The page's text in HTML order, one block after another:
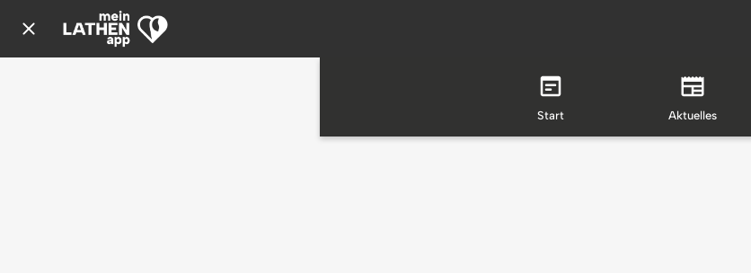
Start Aktuelles